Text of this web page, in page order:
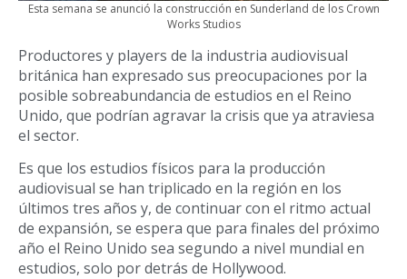
Esta semana se anunció la construcción en Sunderland de los Crown
Works Studios
Productores y players de la industria audiovisual
británica han expresado sus preocupaciones por la
posible sobreabundancia de estudios en el Reino
Unido, que podrían agravar la crisis que ya atraviesa
el sector.
Es que los estudios físicos para la producción
audiovisual se han triplicado en la región en los
últimos tres años y, de continuar con el ritmo actual
de expansión, se espera que para finales del próximo
año el Reino Unido sea segundo a nivel mundial en
estudios, solo por detrás de Hollywood.